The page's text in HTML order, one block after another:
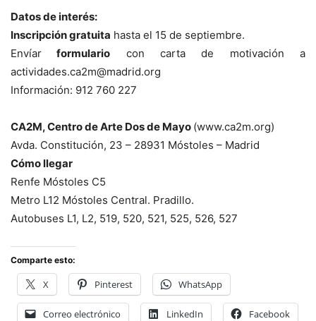
Datos de interés:
Inscripción gratuita hasta el 15 de septiembre.
Envíar formulario con carta de motivación a
actividades.ca2m@madrid.org
Información: 912 760 227
CA2M, Centro de Arte Dos de Mayo (www.ca2m.org)
Avda. Constitución, 23 – 28931 Móstoles – Madrid
Cómo llegar
Renfe Móstoles C5
Metro L12 Móstoles Central. Pradillo.
Autobuses L1, L2, 519, 520, 521, 525, 526, 527
Comparte esto:
X Pinterest WhatsApp
Correo electrónico LinkedIn Facebook